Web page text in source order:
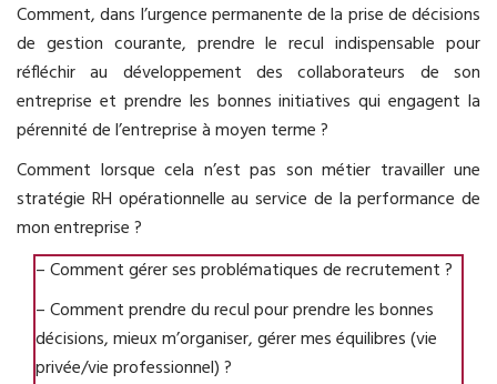
Comment, dans l’urgence permanente de la prise de décisions
de gestion courante, prendre le recul indispensable pour
réfléchir au développement des collaborateurs de son
entreprise et prendre les bonnes initiatives qui engagent la
pérennité de l’entreprise à moyen terme ?
Comment lorsque cela n’est pas son métier travailler une
stratégie RH opérationnelle au service de la performance de
mon entreprise ?
– Comment gérer ses problématiques de recrutement ?
– Comment prendre du recul pour prendre les bonnes
décisions, mieux m’organiser, gérer mes équilibres (vie
privée/vie professionnel) ?